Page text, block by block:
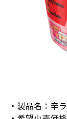
・製品名：辛